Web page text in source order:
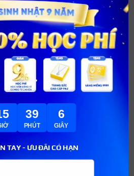
xá để tiết kiệm chi phí
TAY - ƯU ĐÃI CÓ HẠN
39
PHÚT
5
GIÂY